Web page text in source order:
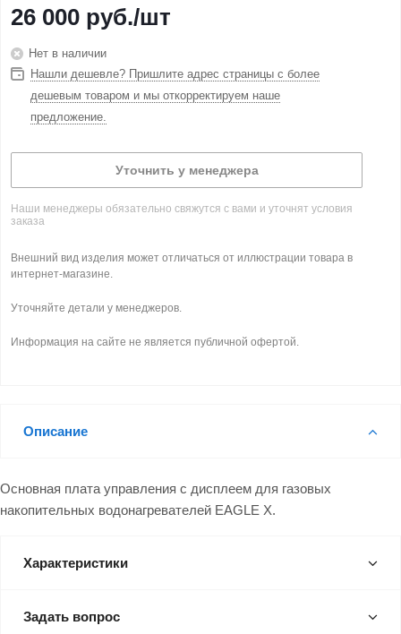
26 000 руб./шт
Нет в наличии
Нашли дешевле? Пришлите адрес страницы с более
дешевым товаром и мы откорректируем наше
предложение.
Уточнить у менеджера
Наши менеджеры обязательно свяжутся с вами и уточнят условия
заказа
Внешний вид изделия может отличаться от иллюстрации товара в
интернет-магазине.
Уточняйте детали у менеджеров.
Информация на сайте не является публичной офертой.
Описание
Основная плата управления с дисплеем для газовых
накопительных водонагревателей EAGLE X.
Характеристики
Задать вопрос